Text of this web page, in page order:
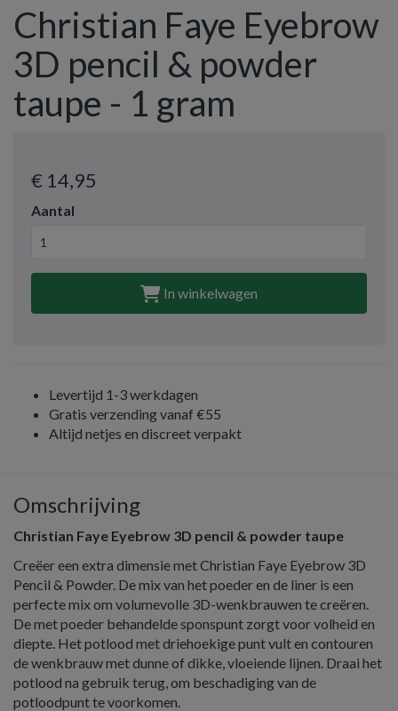
Christian Faye Eyebrow
3D pencil & powder
taupe - 1 gram
€ 14,95
Aantal
In winkelwagen
Levertijd 1-3 werkdagen
Gratis verzending vanaf €55
Altijd netjes en discreet verpakt
Omschrijving
Christian Faye Eyebrow 3D pencil & powder taupe
Creëer een extra dimensie met Christian Faye Eyebrow 3D
Pencil & Powder. De mix van het poeder en de liner is een
perfecte mix om volumevolle 3D-wenkbrauwen te creëren.
De met poeder behandelde sponspunt zorgt voor volheid en
diepte. Het potlood met driehoekige punt vult en contouren
de wenkbrauw met dunne of dikke, vloeiende lijnen. Draai het
potlood na gebruik terug, om beschadiging van de
potloodpunt te voorkomen.